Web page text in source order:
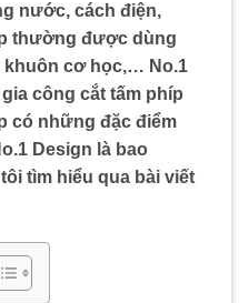
nước, cách điện,
thường được dùng
khuôn cơ học,… No.1
công cắt tấm phíp
có những đặc điểm
Design là bao
tìm hiểu qua bài viết